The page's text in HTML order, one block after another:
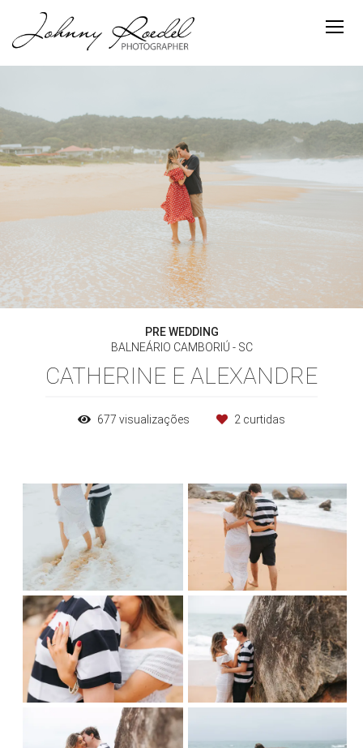
PRE WEDDING
BALNEÁRIO CAMBORIÚ - SC
CATHERINE E ALEXANDRE
677 visualizações 2 curtidas